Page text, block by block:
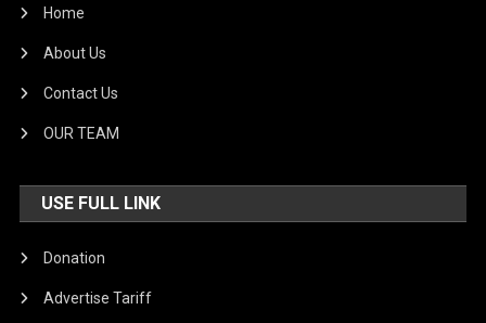
Home
About Us
Contact Us
OUR TEAM
USE FULL LINK
Donation
Advertise Tariff